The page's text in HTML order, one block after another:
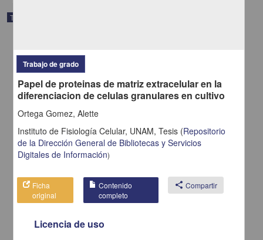
Trabajo de grado
Clonacion y caracterizacion del promotor y del gene del
betaglicano, el receptor III del TGF-beta
Trabajo de grado
Papel de proteinas de matriz extracelular en la
diferenciacion de celulas granulares en cultivo
Ortega Gomez, Alette
Instituto de Fisiología Celular, UNAM, Tesis (Repositorio
de la Dirección General de Bibliotecas y Servicios
Digitales de Información)
Ficha
original
Contenido
completo
share Compartir
Licencia de uso